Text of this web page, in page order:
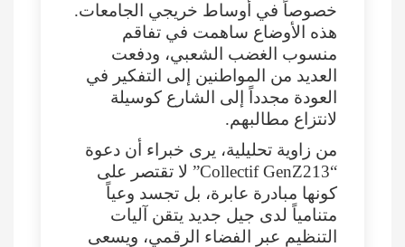
خصوصاً في أوساط خريجي الجامعات.
هذه الأوضاع ساهمت في تفاقم
منسوب الغضب الشعبي، ودفعت
العديد من المواطنين إلى التفكير في
العودة مجدداً إلى الشارع كوسيلة
لانتزاع مطالبهم.
من زاوية تحليلية، يرى خبراء أن دعوة
“Collectif GenZ213” لا تقتصر على
كونها مبادرة عابرة، بل تجسد وعياً
متنامياً لدى جيل جديد يتقن آليات
التنظيم عبر الفضاء الرقمي، ويسعى